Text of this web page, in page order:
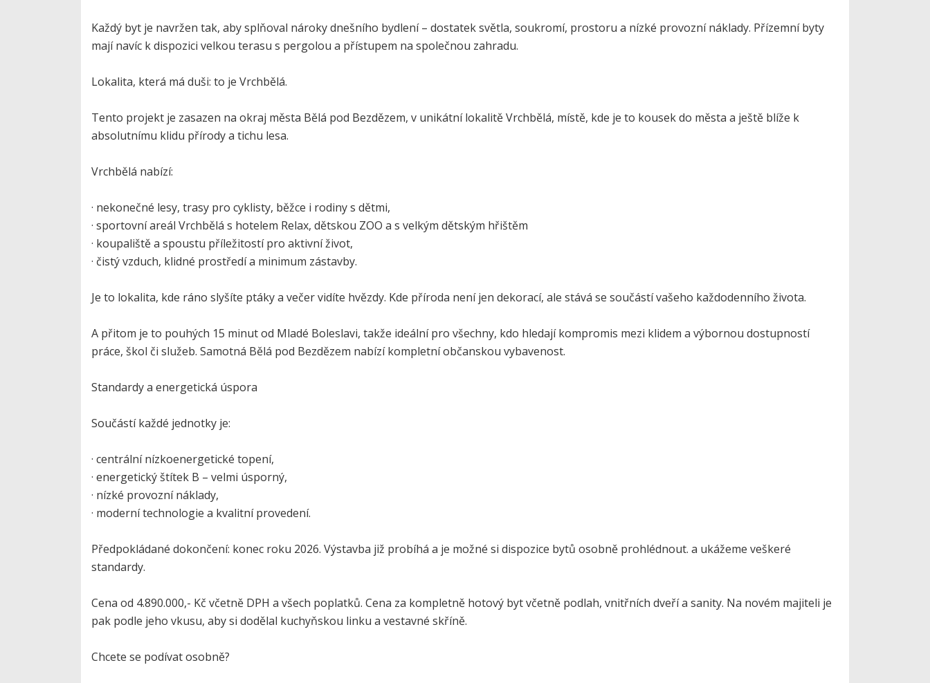
Každý byt je navržen tak, aby splňoval nároky dnešního bydlení – dostatek světla, soukromí, prostoru a nízké provozní náklady. Přízemní byty
mají navíc k dispozici velkou terasu s pergolou a přístupem na společnou zahradu.
Lokalita, která má duši: to je Vrchbělá.
Tento projekt je zasazen na okraj města Bělá pod Bezdězem, v unikátní lokalitě Vrchbělá, místě, kde je to kousek do města a ještě blíže k
absolutnímu klidu přírody a tichu lesa.
Vrchbělá nabízí:
· nekonečné lesy, trasy pro cyklisty, běžce i rodiny s dětmi,
· sportovní areál Vrchbělá s hotelem Relax, dětskou ZOO a s velkým dětským hřištěm
· koupaliště a spoustu příležitostí pro aktivní život,
· čistý vzduch, klidné prostředí a minimum zástavby.
Je to lokalita, kde ráno slyšíte ptáky a večer vidíte hvězdy. Kde příroda není jen dekorací, ale stává se součástí vašeho každodenního života.
A přitom je to pouhých 15 minut od Mladé Boleslavi, takže ideální pro všechny, kdo hledají kompromis mezi klidem a výbornou dostupností
práce, škol či služeb. Samotná Bělá pod Bezdězem nabízí kompletní občanskou vybavenost.
Standardy a energetická úspora
Součástí každé jednotky je:
· centrální nízkoenergetické topení,
· energetický štítek B – velmi úsporný,
· nízké provozní náklady,
· moderní technologie a kvalitní provedení.
Předpokládané dokončení: konec roku 2026. Výstavba již probíhá a je možné si dispozice bytů osobně prohlédnout. a ukážeme veškeré
standardy.
Cena od 4.890.000,- Kč včetně DPH a všech poplatků. Cena za kompletně hotový byt včetně podlah, vnitřních dveří a sanity. Na novém majiteli je
pak podle jeho vkusu, aby si dodělal kuchyňskou linku a vestavné skříně.
Chcete se podívat osobně?